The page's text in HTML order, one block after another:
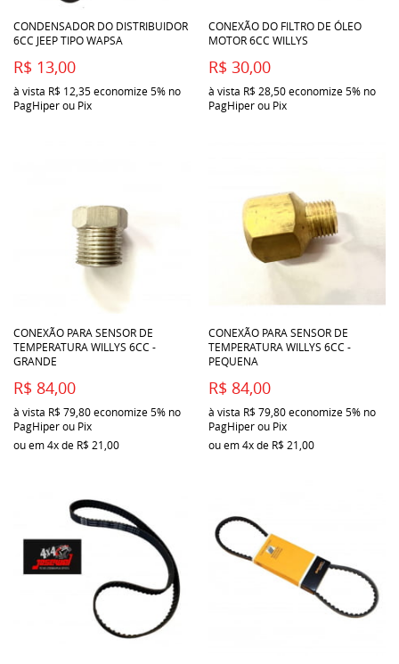
CONDENSADOR DO DISTRIBUIDOR
6CC JEEP TIPO WAPSA
R$ 13,00
à vista R$ 12,35economize5% no
PagHiper ou Pix
CONEXÃO DO FILTRO DE ÓLEO
MOTOR 6CC WILLYS
R$ 30,00
à vista R$ 28,50economize5% no
PagHiper ou Pix
CONEXÃO PARA SENSOR DE
TEMPERATURA WILLYS 6CC -
GRANDE
R$ 84,00
à vista R$ 79,80economize5% no
PagHiper ou Pix
ou em4xde R$ 21,00
CONEXÃO PARA SENSOR DE
TEMPERATURA WILLYS 6CC -
PEQUENA
R$ 84,00
à vista R$ 79,80economize5% no
PagHiper ou Pix
ou em4xde R$ 21,00